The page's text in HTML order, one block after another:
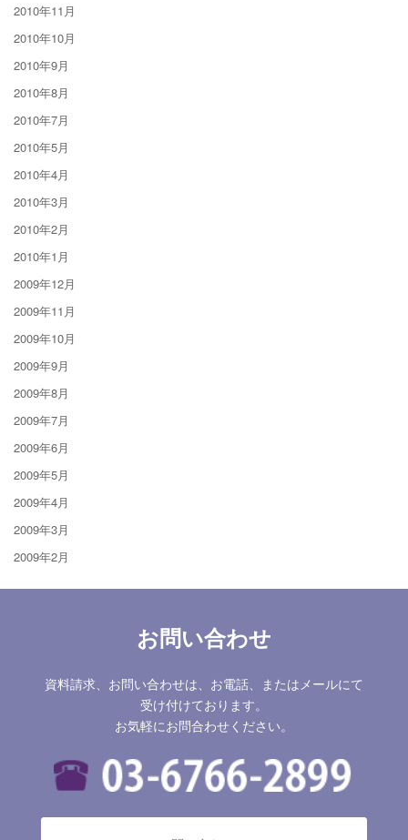
2010年11月
2010年10月
2010年9月
2010年8月
2010年7月
2010年5月
2010年4月
2010年3月
2010年2月
2010年1月
2009年12月
2009年11月
2009年10月
2009年9月
2009年8月
2009年7月
2009年6月
2009年5月
2009年4月
2009年3月
2009年2月
お問い合わせ
資料請求、お問い合わせは、お電話、またはメールにて
受け付けております。
お気軽にお問合わせください。